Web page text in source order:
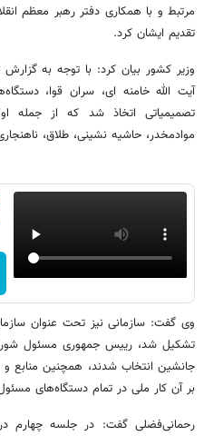
مرتبط و با همکاری دفتر رهبر معظم
تقدیم ایشان کرد.
وزیر کشور بیان کرد: با توجه به
آیت الله خامنه ای، سران قوا،
تصمیمیاتی اتخاذ شد که از جمله
موادمخدر، حاشیه نشینی، طلاق،
وی گفت: سازمانی نیز تحت عنوان
تشکیل شد، رییس جمهوری مسئول
جانشین انتخاب شدند، همچنین منابع و
بر آن کار ملی در تمام دستگاه‌های
رحمانی‌فضلی گفت: در جلسه چهارم